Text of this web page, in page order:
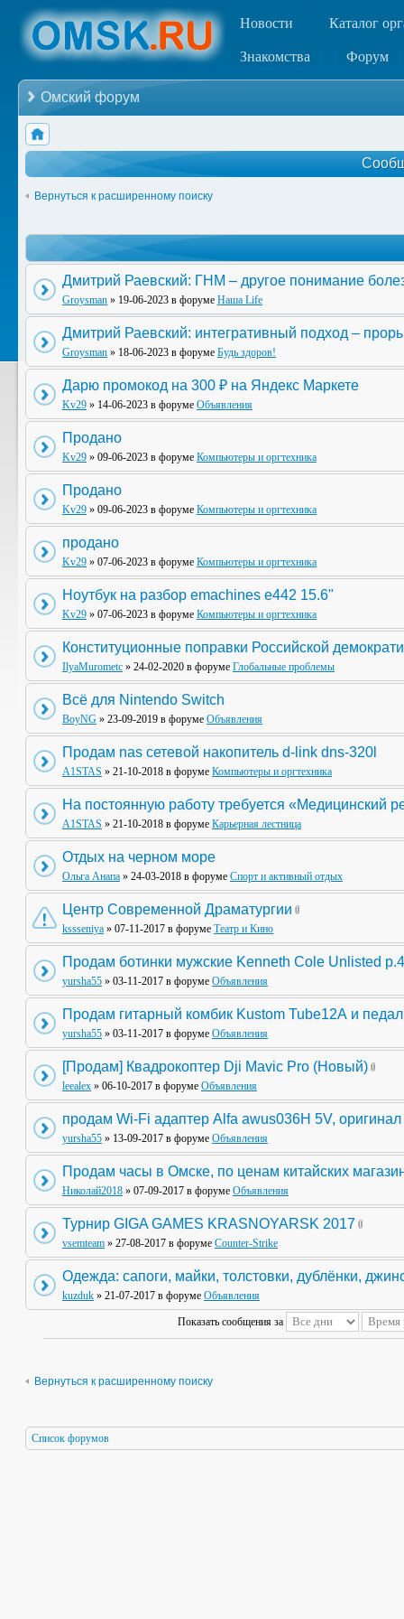
Новости Каталог
Знакомства Форум
Омский форум
Вернуться к расширенному поиску
Дмитрий Раевский: ГНМ – другое понимание
Groysman » 19-06-2023 в форуме Наша Life
Дмитрий Раевский: интегративный подход –
Groysman » 18-06-2023 в форуме Будь здоров!
Дарю промокод на 300 ₽ на Яндекс Маркете
Kv29 » 14-06-2023 в форуме Объявления
Продано
Kv29 » 09-06-2023 в форуме Компьютеры и оргтехника
Продано
Kv29 » 09-06-2023 в форуме Компьютеры и оргтехника
продано
Kv29 » 07-06-2023 в форуме Компьютеры и оргтехника
Ноутбук на разбор emachines e442 15.6"
Kv29 » 07-06-2023 в форуме Компьютеры и оргтехника
Конституционные поправки Российской
IlyaMurometc » 24-02-2020 в форуме Глобальные проблемы
Всё для Nintendo Switch
BoyNG » 23-09-2019 в форуме Объявления
Продам nas сетевой накопитель d-link dns-320l
A1STAS » 21-10-2018 в форуме Компьютеры и оргтехника
На постоянную работу требуется «Медицинский
A1STAS » 21-10-2018 в форуме Карьерная лестница
Отдых на черном море
Ольга Анапа » 24-03-2018 в форуме Спорт и активный отдых
Центр Современной Драматургии
kssseniya » 07-11-2017 в форуме Театр и Кино
Продам ботинки мужские Kenneth Cole Unlisted
yursha55 » 03-11-2017 в форуме Объявления
Продам гитарный комбик Kustom Tube12А и
yursha55 » 03-11-2017 в форуме Объявления
[Продам] Квадрокоптер Dji Mavic Pro (Новый)
leealex » 06-10-2017 в форуме Объявления
продам Wi-Fi адаптер Alfa awus036H 5V, оригинал
yursha55 » 13-09-2017 в форуме Объявления
Продам часы в Омске, по ценам китайских
Николай2018 » 07-09-2017 в форуме Объявления
Турнир GIGA GAMES KRASNOYARSK 2017
vsemteam » 27-08-2017 в форуме Counter-Strike
Одежда: сапоги, майки, толстовки, дублёнки,
kuzduk » 21-07-2017 в форуме Объявления
Показать сообщения за
Вернуться к расширенному поиску
Список форумов